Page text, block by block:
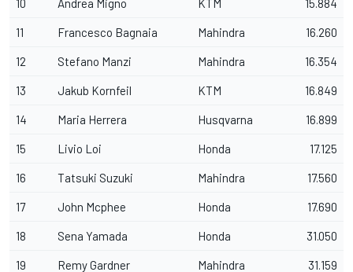
10 Andrea Migno KTM 15.884
11 Francesco Bagnaia Mahindra 16.260
12 Stefano Manzi Mahindra 16.354
13 Jakub Kornfeil KTM 16.849
14 Maria Herrera Husqvarna 16.899
15 Livio Loi Honda 17.125
16 Tatsuki Suzuki Mahindra 17.560
17 John Mcphee Honda 17.690
18 Sena Yamada Honda 31.050
19 Remy Gardner Mahindra 31.159